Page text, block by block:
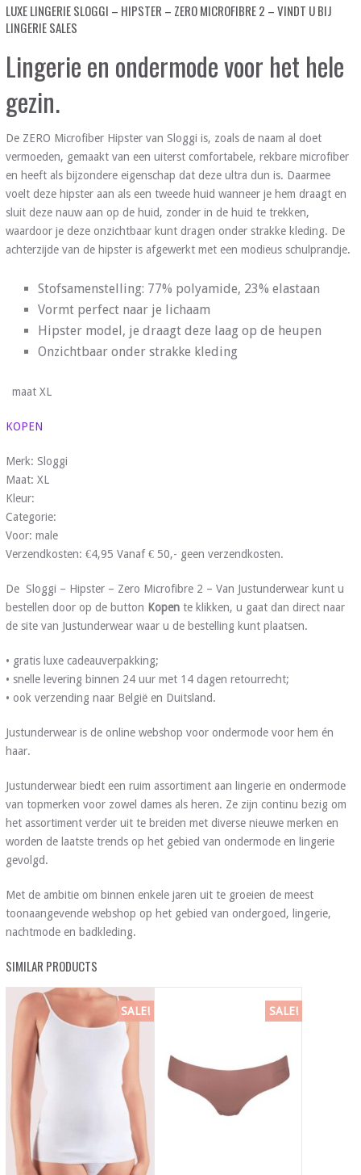
LUXE LINGERIE SLOGGI – HIPSTER – ZERO MICROFIBRE 2 – VINDT U BIJ
LINGERIE SALES
Lingerie en ondermode voor het hele
gezin.
De ZERO Microfiber Hipster van Sloggi is, zoals de naam al doet
vermoeden, gemaakt van een uiterst comfortabele, rekbare microfiber
en heeft als bijzondere eigenschap dat deze ultra dun is. Daarmee
voelt deze hipster aan als een tweede huid wanneer je hem draagt en
sluit deze nauw aan op de huid, zonder in de huid te trekken,
waardoor je deze onzichtbaar kunt dragen onder strakke kleding. De
achterzijde van de hipster is afgewerkt met een modieus schulprandje.
Stofsamenstelling: 77% polyamide, 23% elastaan
Vormt perfect naar je lichaam
Hipster model, je draagt deze laag op de heupen
Onzichtbaar onder strakke kleding
maat XL
KOPEN
Merk: Sloggi
Maat: XL
Kleur:
Categorie:
Voor: male
Verzendkosten: €4,95 Vanaf € 50,- geen verzendkosten.
De Sloggi – Hipster – Zero Microfibre 2 – Van Justunderwear kunt u
bestellen door op de button Kopente klikken, u gaat dan direct naar
de site van Justunderwear waar u de bestelling kunt plaatsen.
• gratis luxe cadeauverpakking;
• snelle levering binnen 24 uur met 14 dagen retourrecht;
• ook verzending naar België en Duitsland.
Justunderwear is de online webshop voor ondermode voor hem én
haar.
Justunderwear biedt een ruim assortiment aan lingerie en ondermode
van topmerken voor zowel dames als heren. Ze zijn continu bezig om
het assortiment verder uit te breiden met diverse nieuwe merken en
worden de laatste trends op het gebied van ondermode en lingerie
gevolgd.
Met de ambitie om binnen enkele jaren uit te groeien de meest
toonaangevende webshop op het gebied van ondergoed, lingerie,
nachtmode en badkleding.
SIMILAR PRODUCTS
SALE! SALE!